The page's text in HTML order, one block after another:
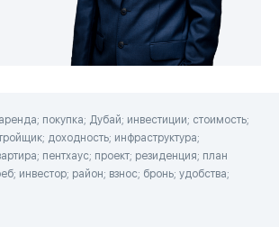
покупка; Дубай; инвестиции; стоимость;
доходность; инфраструктура;
пентхаус; проект; резиденция; план
инвестор; район; взнос; бронь; удобства;